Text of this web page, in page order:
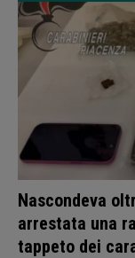
Nascondeva
arrestata una
tappeto dei